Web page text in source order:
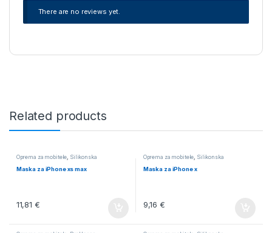
There are no reviews yet.
Related products
Oprema za mobitele Silikonska
Maska za iPhone xs max
11,81 €
Oprema za mobitele Silikonska
Maska za iPhone x
9,16 €